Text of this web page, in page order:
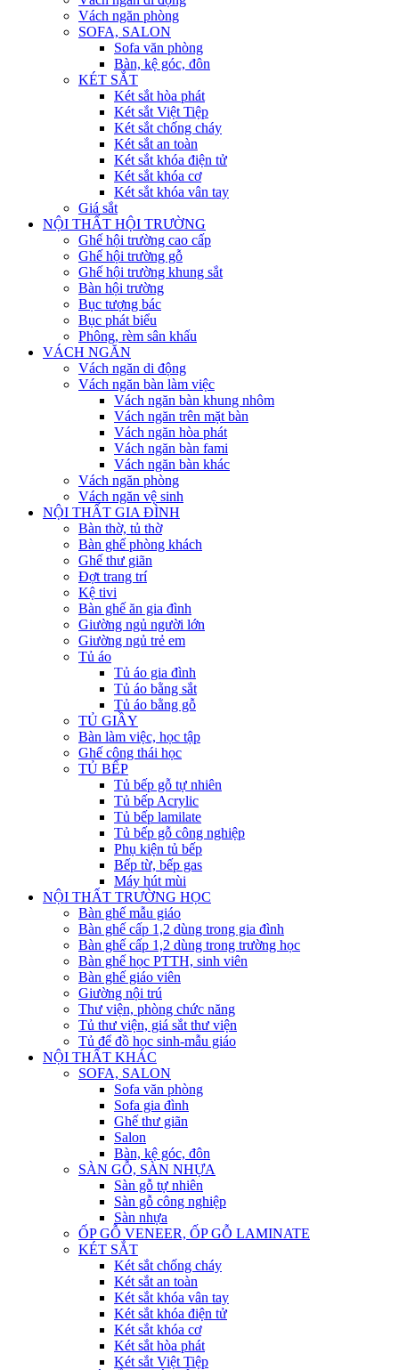
Vách ngăn phòng
SOFA, SALON
Sofa văn phòng
Bàn, kệ góc, đôn
KÉT SẮT
Két sắt hòa phát
Két sắt Việt Tiệp
Két sắt chống cháy
Két sắt an toàn
Két sắt khóa điện tử
Két sắt khóa cơ
Két sắt khóa vân tay
Giá sắt
NỘI THẤT HỘI TRƯỜNG
Ghế hội trường cao cấp
Ghế hội trường gỗ
Ghế hội trường khung sắt
Bàn hội trường
Bục tượng bác
Bục phát biểu
Phông, rèm sân khấu
VÁCH NGĂN
Vách ngăn di động
Vách ngăn bàn làm việc
Vách ngăn bàn khung nhôm
Vách ngăn trên mặt bàn
Vách ngăn hòa phát
Vách ngăn bàn fami
Vách ngăn bàn khác
Vách ngăn phòng
Vách ngăn vệ sinh
NỘI THẤT GIA ĐÌNH
Bàn thờ, tủ thờ
Bàn ghế phòng khách
Ghế thư giãn
Đợt trang trí
Kệ tivi
Bàn ghế ăn gia đình
Giường ngủ người lớn
Giường ngủ trẻ em
Tủ áo
Tủ áo gia đình
Tủ áo bằng sắt
Tủ áo bằng gỗ
TỦ GIẦY
Bàn làm việc, học tập
Ghế công thái học
TỦ BẾP
Tủ bếp gỗ tự nhiên
Tủ bếp Acrylic
Tủ bếp lamilate
Tủ bếp gỗ công nghiệp
Phụ kiện tủ bếp
Bếp từ, bếp gas
Máy hút mùi
NỘI THẤT TRƯỜNG HỌC
Bàn ghế mẫu giáo
Bàn ghế cấp 1,2 dùng trong gia đình
Bàn ghế cấp 1,2 dùng trong trường học
Bàn ghế học PTTH, sinh viên
Bàn ghế giáo viên
Giường nội trú
Thư viện, phòng chức năng
Tủ thư viện, giá sắt thư viện
Tủ để đồ học sinh-mẫu giáo
NỘI THẤT KHÁC
SOFA, SALON
Sofa văn phòng
Sofa gia đình
Ghế thư giãn
Salon
Bàn, kệ góc, đôn
SÀN GỖ, SÀN NHỰA
Sàn gỗ tự nhiên
Sàn gỗ công nghiệp
Sàn nhựa
ỐP GỖ VENEER, ỐP GỖ LAMINATE
KÉT SẮT
Két sắt chống cháy
Két sắt an toàn
Két sắt khóa vân tay
Két sắt khóa điện tử
Két sắt khóa cơ
Két sắt hòa phát
Két sắt Việt Tiệp